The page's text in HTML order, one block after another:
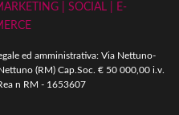
| SOCIAL | E-
ed amministrativa: Via Nettuno-
(RM) Cap.Soc. € 50 000,00 i.v.
n RM - 1653607